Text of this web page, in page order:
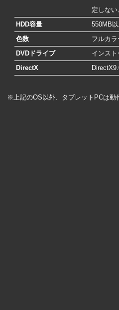
定しな
HDD容量
550MB
色数
フルカラ
DVDドライブ
インス
DirectX
※上記のOS以外、タブレットPCは動